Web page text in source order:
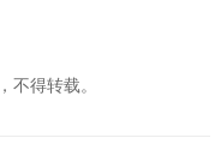
得转载。